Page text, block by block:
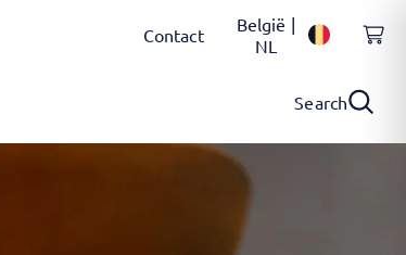
Contact
België |
NL
Search